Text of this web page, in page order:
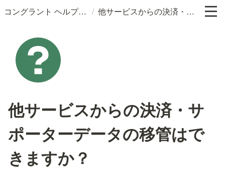
コングラント ヘルプサイト / 他サービスからの決済・サポーターデータの移管はできますか？
他サービスからの決済・サ
ポーターデータの移管はで
きますか？